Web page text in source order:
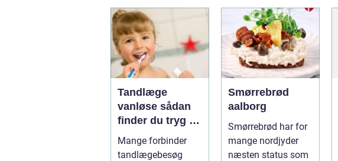
Tandlæge
vanløse sådan
finder du tryg og
professionel
tandpleje
Mange forbinder
tandlægebesøg
Smørrebrød
aalborg
Smørrebrød har for
mange nordjyder
næsten status som